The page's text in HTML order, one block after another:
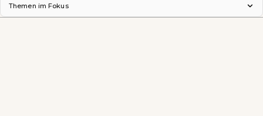
Themen im Fokus